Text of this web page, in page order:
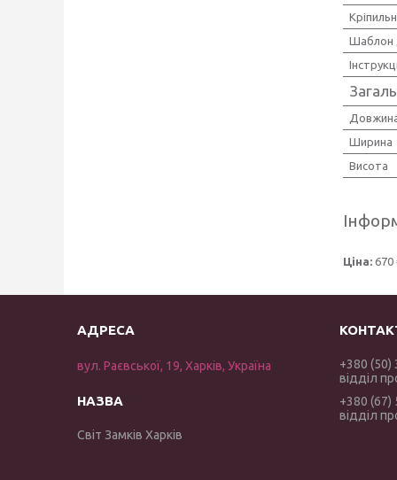
Шаблон
Ширина
Висота
Ціна: 670
вул. Раєвської, 19, Харків, Україна
Світ Замків Харків
+380 (50)
відділ
+380 (67)
відділ